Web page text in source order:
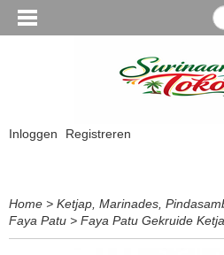
Inloggen Registreren
Home > Ketjap, Marinades,
Faya Patu > Faya Patu Gekruide